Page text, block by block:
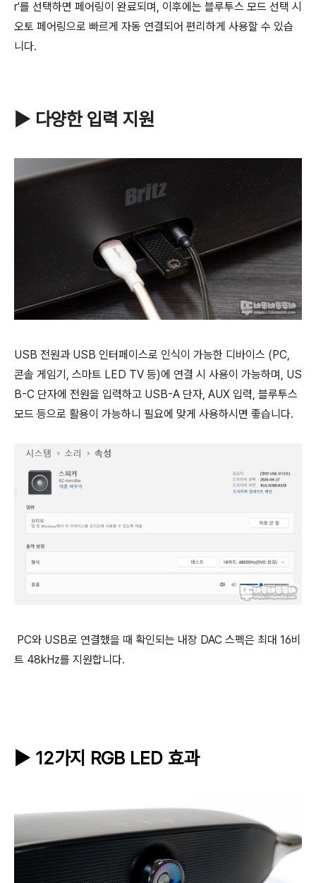
r'를 선택하면 페어링이 완료되며, 이후에는 블루투스 모드 선택 시
오토 페어링으로 빠르게 자동 연결되어 편리하게 사용할 수 있습
니다.
▶ 다양한 입력 지원
USB 전원과 USB 인터페이스로 인식이 가능한 디바이스 (PC,
콘솔 게임기, 스마트 LED TV 등)에 연결 시 사용이 가능하며, US
B-C 단자에 전원을 입력하고 USB-A 단자, AUX 입력, 블루투스
모드 등으로 활용이 가능하니 필요에 맞게 사용하시면 좋습니다.
PC와 USB로 연결했을 때 확인되는 내장 DAC 스펙은 최대 16비
트 48kHz를 지원합니다.
▶ 12가지 RGB LED 효과